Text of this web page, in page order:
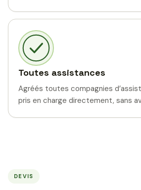
Toutes assistances
Agréés toutes compagnies
pris en charge directement, sans
DEVIS